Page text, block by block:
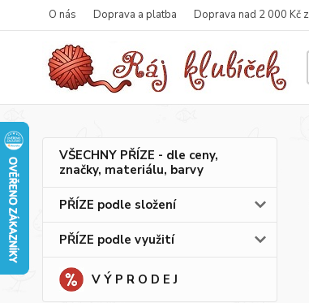
O nás Doprava a platba Doprava nad 2 000 Kč
VŠECHNY PŘÍZE - dle ceny,
značky, materiálu, barvy
PŘÍZE podle složení
PŘÍZE podle využití
V Ý P R O D E J